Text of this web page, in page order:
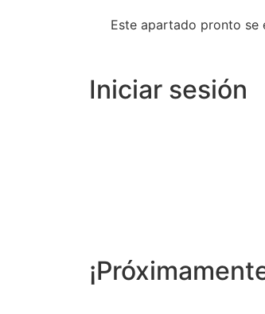
Este apartado pronto se
Iniciar sesión